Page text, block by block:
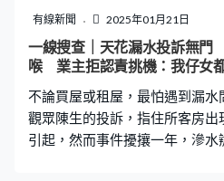
氣喉都係由外牆入屋，如果要滲
滲去室外。同埋呢邊嘅房係冇
牆疑有深色物質漏出，他說是
我曾經有漏過。呢個顏色係佢哋
有線新聞 2025年01月21日
一線搜查｜天花漏水投訴無
喉 業主拒認責挑機：我仔女
不論買屋或租屋，最怕遇到漏
觀眾陳生的投訴，指住所客房
引起，然而事件擾攘一年，滲